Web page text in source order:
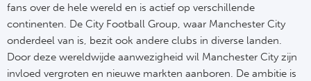
fans over de hele wereld en is actief op verschillende
continenten. De City Football Group, waar Manchester City
onderdeel van is, bezit ook andere clubs in diverse landen.
Door deze wereldwijde aanwezigheid wil Manchester City zijn
invloed vergroten en nieuwe markten aanboren. De ambitie is